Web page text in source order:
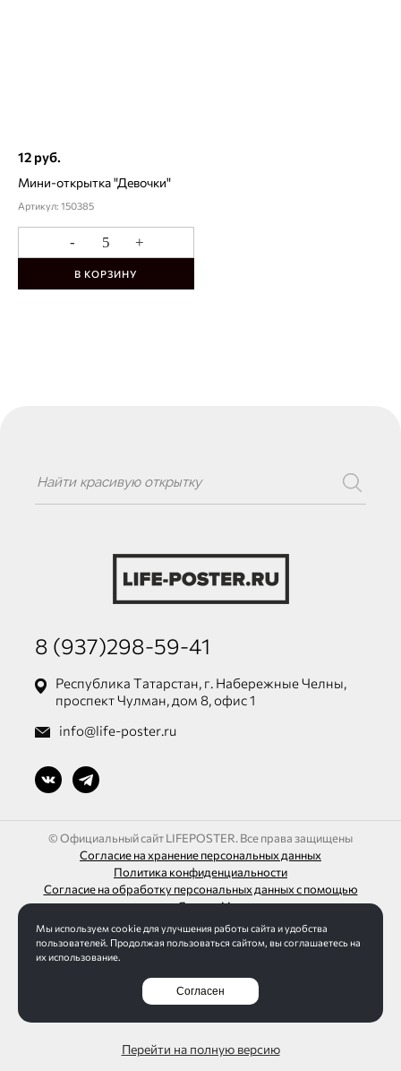
12 руб.
Мини-открытка "Девочки"
Артикул: 150385
- +
В КОРЗИНУ
8 (937)298-59-41
Республика Татарстан, г. Набережные Челны,
проспект Чулман, дом 8, офис 1
info@life-poster.ru
© Официальный сайт LIFEPOSTER. Все права защищены
Согласие на хранение персональных данных
Политика конфиденциальности
Согласие на обработку персональных данных с помощью
сервиса «Яндекс.Метрика»
ИП Шагалиев Ленар Азатович
ИНН 165032613271 / ОГРН 313165016100095
Разработка сайта Интернет-студия LELI
Перейти на полную версию
Мы используем cookie для улучшения работы сайта и удобства
пользователей. Продолжая пользоваться сайтом, вы соглашаетесь на
их использование.
Согласен